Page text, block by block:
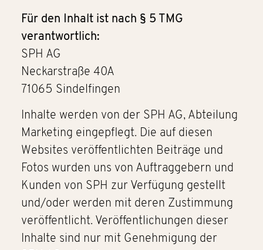
Für den Inhalt ist nach § 5 TMG
verantwortlich:
SPH AG
Neckarstraße 40A
71065 Sindelfingen
Inhalte werden von der SPH AG, Abteilung
Marketing eingepflegt. Die auf diesen
Websites veröffentlichten Beiträge und
Fotos wurden uns von Auftraggebern und
Kunden von SPH zur Verfügung gestellt
und/oder werden mit deren Zustimmung
veröffentlicht. Veröffentlichungen dieser
Inhalte sind nur mit Genehmigung der